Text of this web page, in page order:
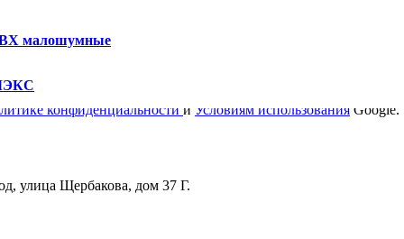
малошумные
конфиденциальности и Условиям использования Google.
улица Щербакова, дом 37 Г.